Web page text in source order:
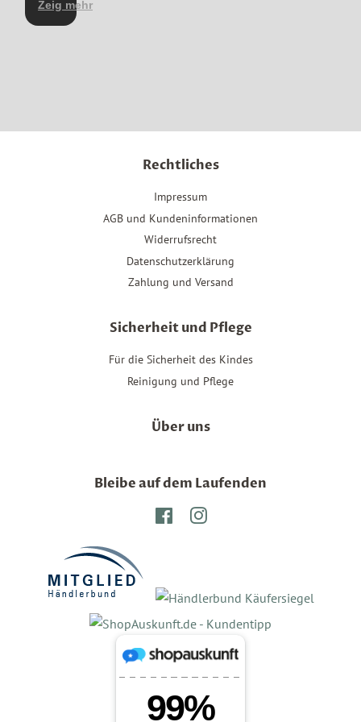
hilfsbereit
beschrieben.
Zeig mehr
Rechtliches
Impressum
AGB und Kundeninformationen
Widerrufsrecht
Datenschutzerklärung
Zahlung und Versand
Sicherheit und Pflege
Für die Sicherheit des Kindes
Reinigung und Pflege
Über uns
Bleibe auf dem Laufenden
FacebookInstagram